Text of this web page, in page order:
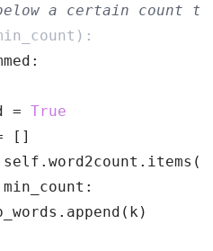
below a certain count
:
= True
[]